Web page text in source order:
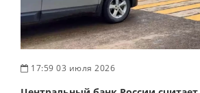
17:59 03 июля 2026